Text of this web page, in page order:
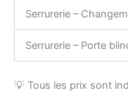
Serrurerie –
Serrurerie – Porte
💡 Tous les prix sont